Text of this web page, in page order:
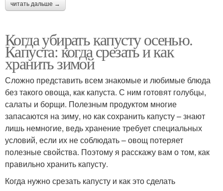
читать дальше →
Когда убирать капусту осенью.
Капуста: когда срезать и как
хранить зимой
Сложно представить всем знакомые и любимые блюда
без такого овоща, как капуста. С ним готовят голубцы,
салаты и борщи. Полезным продуктом многие
запасаются на зиму, но как сохранить капусту – знают
лишь немногие, ведь хранение требует специальных
условий, если их не соблюдать – овощ потеряет
полезные свойства. Поэтому я расскажу вам о том, как
правильно хранить капусту.
Когда нужно срезать капусту и как это сделать